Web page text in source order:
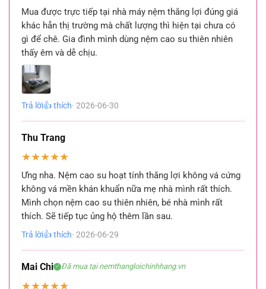
Mua được trực tiếp tại nhà máy nệm thắng lợi đúng giá
khác hẳn thị trường mà chất lượng thì hiện tại chưa có
gì để chê. Gia đình mình dùng nệm cao su thiên nhiên
thấy êm và dễ chịu.
Trả lời👍 thích· 2026-06-30
Thu Trang
★★★★★
Ưng nha. Nệm cao su hoạt tính thắng lợi không vá cứng
không vá mền khán khuẩn nữa mẹ nhà mình rất thích.
Mình chọn nệm cao su thiên nhiên, bé nhà mình rất
thích. Sẽ tiếp tục ủng hộ thêm lần sau.
Trả lời👍 thích· 2026-06-29
Mai Chi ✓ Đã mua tại nemthangloichinhhang.vn
★★★★★